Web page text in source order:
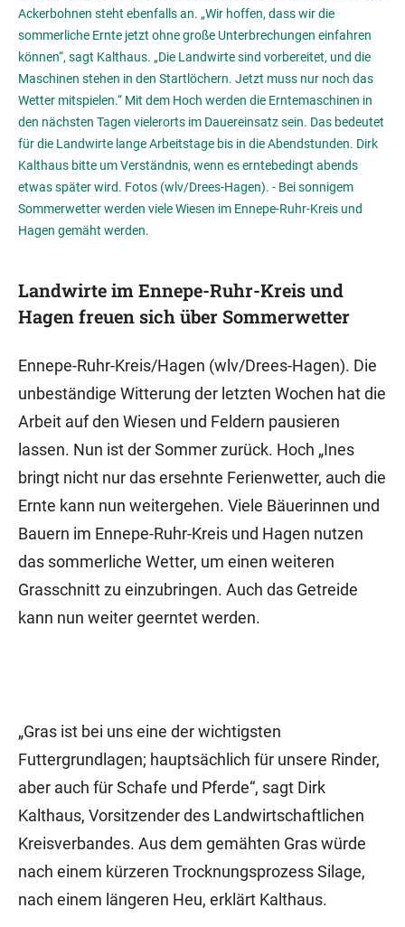
Ackerbohnen steht ebenfalls an. „Wir hoffen, dass wir die
sommerliche Ernte jetzt ohne große Unterbrechungen einfahren
können“, sagt Kalthaus. „Die Landwirte sind vorbereitet, und die
Maschinen stehen in den Startlöchern. Jetzt muss nur noch das
Wetter mitspielen.“ Mit dem Hoch werden die Erntemaschinen in
den nächsten Tagen vielerorts im Dauereinsatz sein. Das bedeutet
für die Landwirte lange Arbeitstage bis in die Abendstunden. Dirk
Kalthaus bitte um Verständnis, wenn es erntebedingt abends
etwas später wird. Fotos (wlv/Drees-Hagen). - Bei sonnigem
Sommerwetter werden viele Wiesen im Ennepe-Ruhr-Kreis und
Hagen gemäht werden.
Landwirte im Ennepe-Ruhr-Kreis und
Hagen freuen sich über Sommerwetter
Ennepe-Ruhr-Kreis/Hagen (wlv/Drees-Hagen). Die
unbeständige Witterung der letzten Wochen hat die
Arbeit auf den Wiesen und Feldern pausieren
lassen. Nun ist der Sommer zurück. Hoch „Ines
bringt nicht nur das ersehnte Ferienwetter, auch die
Ernte kann nun weitergehen. Viele Bäuerinnen und
Bauern im Ennepe-Ruhr-Kreis und Hagen nutzen
das sommerliche Wetter, um einen weiteren
Grasschnitt zu einzubringen. Auch das Getreide
kann nun weiter geerntet werden.
„Gras ist bei uns eine der wichtigsten
Futtergrundlagen; hauptsächlich für unsere Rinder,
aber auch für Schafe und Pferde“, sagt Dirk
Kalthaus, Vorsitzender des Landwirtschaftlichen
Kreisverbandes. Aus dem gemähten Gras würde
nach einem kürzeren Trocknungsprozess Silage,
nach einem längeren Heu, erklärt Kalthaus.